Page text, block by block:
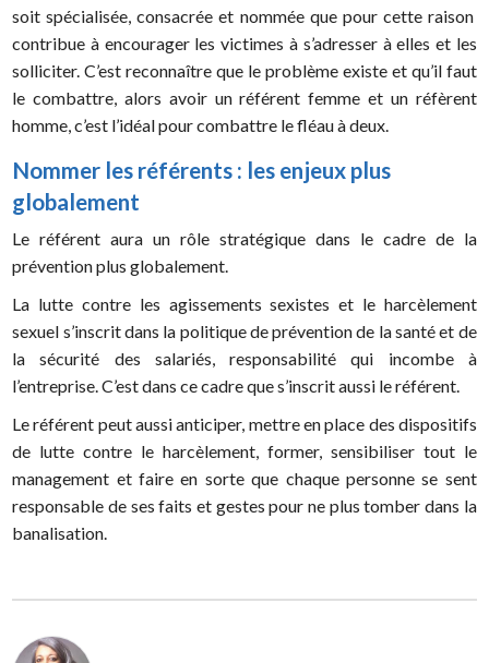
soit spécialisée, consacrée et nommée que pour cette raison
contribue à encourager les victimes à s’adresser à elles et les
solliciter. C’est reconnaître que le problème existe et qu’il faut
le combattre, alors avoir un référent femme et un réfèrent
homme, c’est l’idéal pour combattre le fléau à deux.
Nommer les référents : les enjeux plus
globalement
Le référent aura un rôle stratégique dans le cadre de la
prévention plus globalement.
La lutte contre les agissements sexistes et le harcèlement
sexuel s’inscrit dans la politique de prévention de la santé et de
la sécurité des salariés, responsabilité qui incombe à
l’entreprise. C’est dans ce cadre que s’inscrit aussi le référent.
Le référent peut aussi anticiper, mettre en place des dispositifs
de lutte contre le harcèlement, former, sensibiliser tout le
management et faire en sorte que chaque personne se sent
responsable de ses faits et gestes pour ne plus tomber dans la
banalisation.